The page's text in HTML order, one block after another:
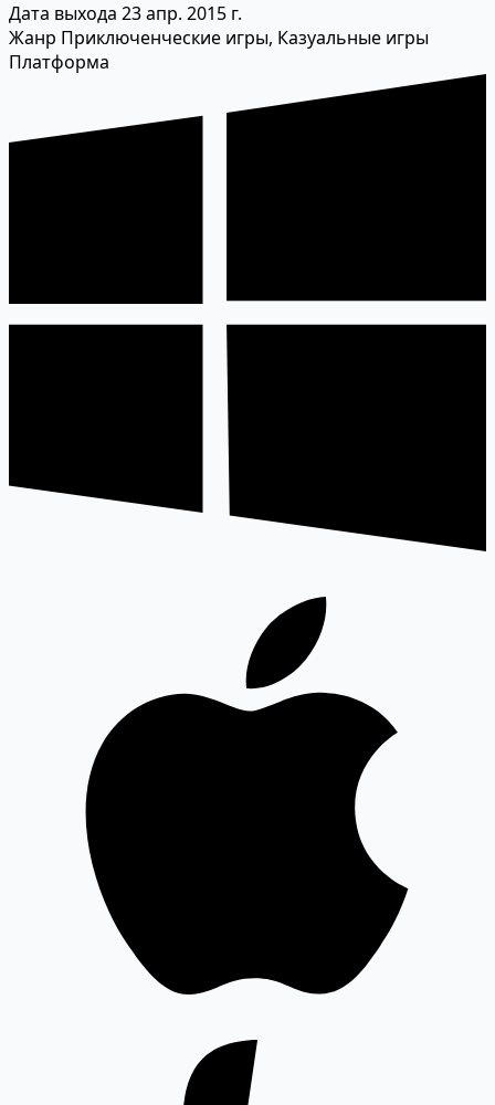
Дата выхода 23 апр. 2015 г.
Жанр Приключенческие игры, Казуальные игры
Платформа